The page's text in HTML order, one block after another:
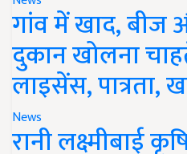
गांव में खाद, बीज
दुकान खोलना
लाइसेंस, पात्रता,
News
रानी लक्ष्मीबाई